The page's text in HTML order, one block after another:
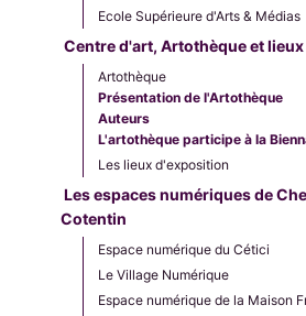
Ecole Supérieure d'Arts & Médias
Centre d'art, Artothèque et
Artothèque
Présentation de l'Artothèque
Auteurs
L'artothèque participe à la
Les lieux d'exposition
Les espaces numériques de
Cotentin
Espace numérique du Cétici
Le Village Numérique
Espace numérique de la Maison